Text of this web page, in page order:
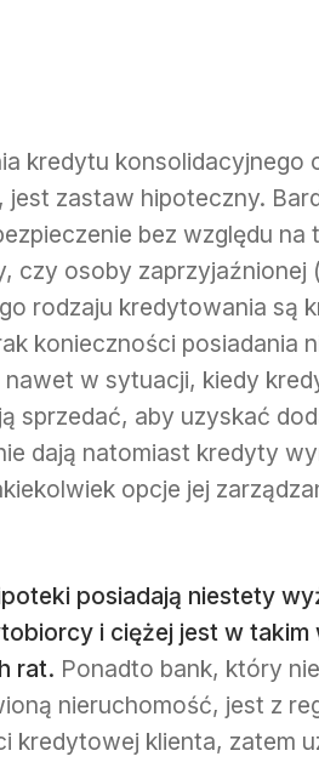
kredytu konsolidacyjnego
zastaw hipoteczny.
bez względu
czy osoby zaprzyjaźnionej
rodzaju kredytowania są
konieczności posiadania
w sytuacji, kiedy
sprzedać, aby uzyskać
dają natomiast kredyty
opcje jej
posiadają niestety
i ciężej jest w
rat. Ponadto bank, który
nieruchomość, jest z
kredytowej klienta, zatem